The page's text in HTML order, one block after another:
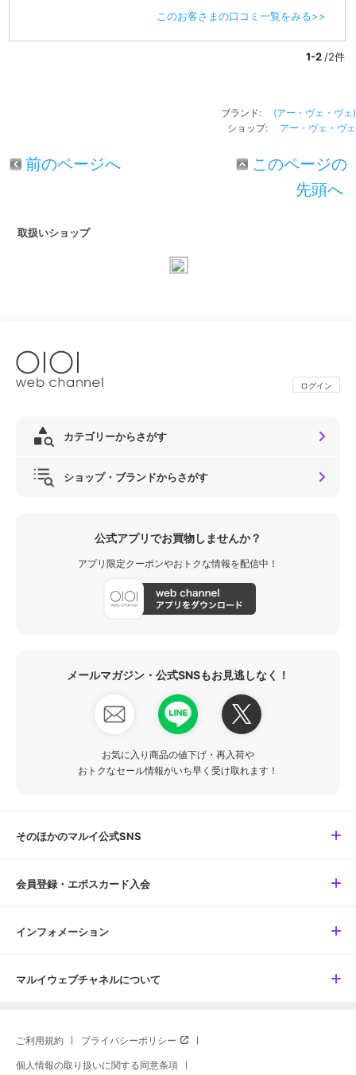
このお客さまの口コミ一覧をみる>>
1-2 /2件
ブランド: (アー・ヴェ・ヴェ)
ショップ: アー・ヴェ・ヴェ
前のページへ
このページの
先頭へ
取扱いショップ
ログイン
カテゴリーからさがす
ショップ・ブランドからさがす
公式アプリでお買物しませんか？
アプリ限定クーポンやおトクな情報を配信中！
メールマガジン・公式SNSもお見逃しなく！
お気に入り商品の値下げ・再入荷や
おトクなセール情報がいち早く受け取れます！
そのほかのマルイ公式SNS
会員登録・エポスカード入会
インフォメーション
マルイウェブチャネルについて
ご利用規約 プライバシーポリシー
個人情報の取り扱いに関する同意条項